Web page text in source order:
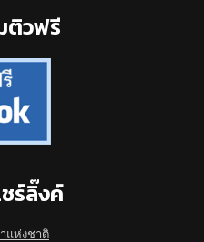
ติวฟรี
ร์ลิ๊งค์
แห่งชาติ